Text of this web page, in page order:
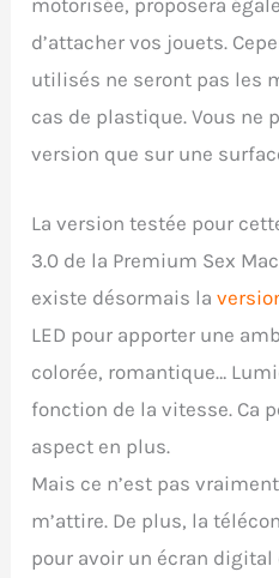
motorisée, proposera
d’attacher vos jouets.
utilisés ne seront pas les
cas de plastique. Vous ne
version que sur une
La version testée pour
3.0 de la Premium Sex
existe désormais la
LED pour apporter une
colorée, romantique…
fonction de la vitesse. Ca
aspect en plus.
Mais ce n’est pas
m’attire. De plus, la
pour avoir un écran